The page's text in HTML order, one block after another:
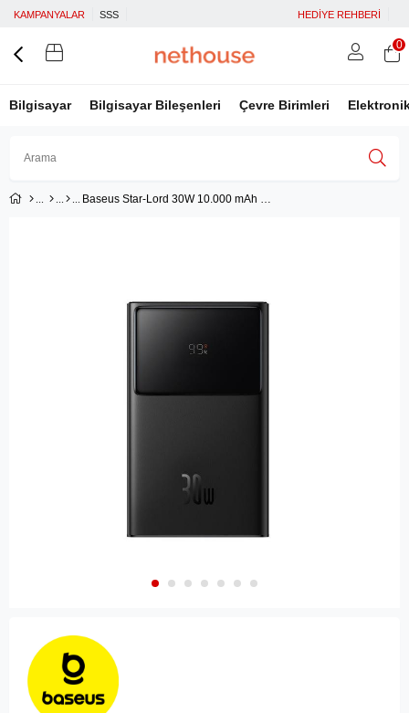
KAMPANYALAR SSS HEDİYE REHBERİ
Bilgisayar Bilgisayar Bileşenleri Çevre Birimleri
0
Baseus Star-Lord 30W 10.000 mAh Dijital Ekranlı Fast Charging Powerbank Siyah P10022907113-00